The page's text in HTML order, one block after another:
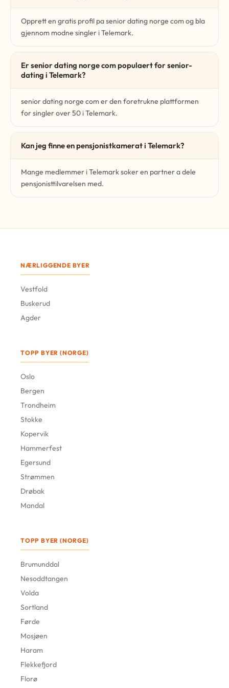
Opprett en gratis profil pa senior dating norge com og bla
gjennom modne singler i Telemark.
Er senior dating norge com populaert for senior-
dating i Telemark?
senior dating norge com er den foretrukne plattformen
for singler over 50 i Telemark.
Kan jeg finne en pensjonistkamerat i Telemark?
Mange medlemmer i Telemark soker en partner a dele
pensjonisttilvarelsen med.
NÆRLIGGENDE BYER
Vestfold
Buskerud
Agder
TOPP BYER (NORGE)
Oslo
Bergen
Trondheim
Stokke
Kopervik
Hammerfest
Egersund
Strømmen
Drøbak
Mandal
TOPP BYER (NORGE)
Brumunddal
Nesoddtangen
Volda
Sortland
Førde
Mosjøen
Haram
Flekkefjord
Florø